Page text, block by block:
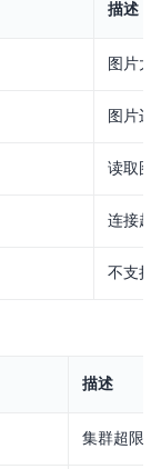
描述
图片大
图片边
读取图
连接超
不支持
描述
集群超限额